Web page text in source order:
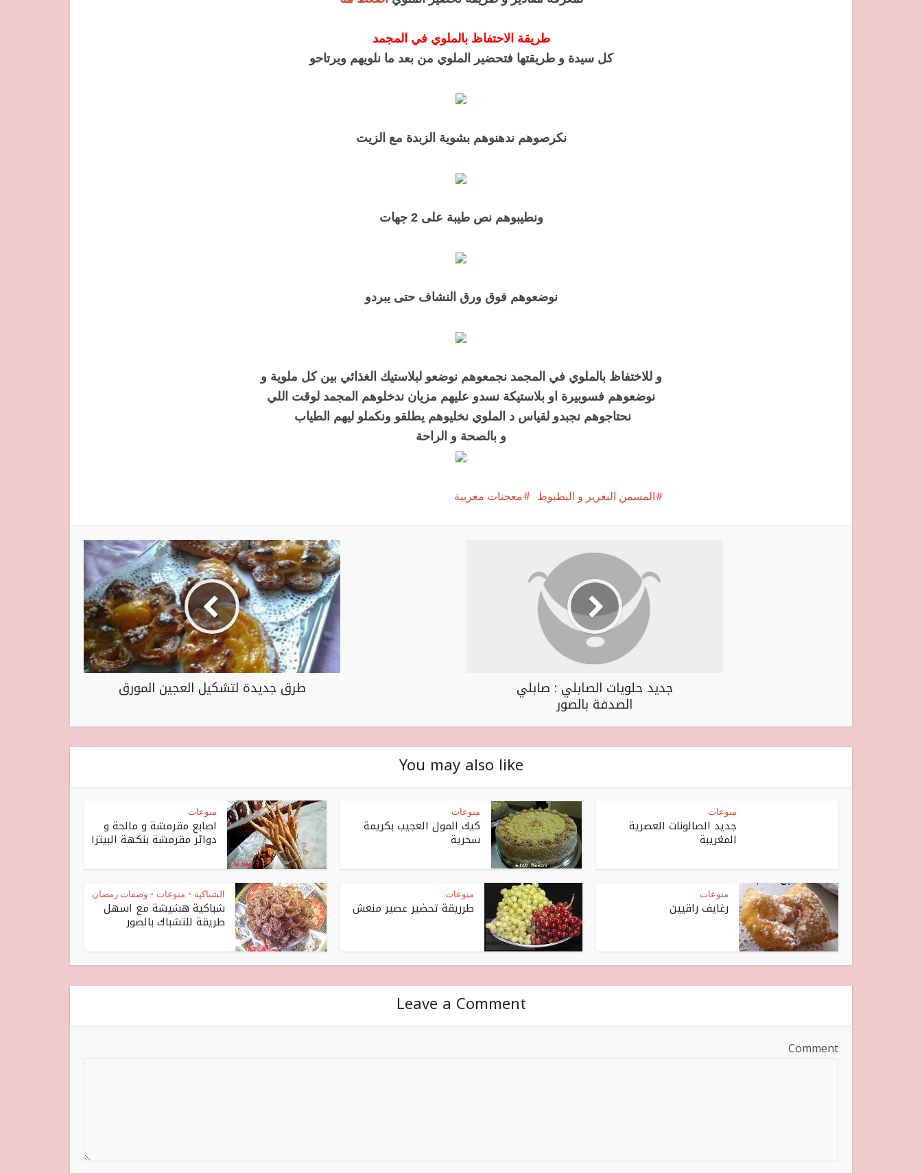
طريقة الاحتفاظ بالملوي في المجمد
كل سيدة و طريقتها فتحضير الملوي من بعد ما نلويهم ويرتاحو
نكرصوهم ندهنوهم بشوية الزبدة مع الزيت
ونطيبوهم نص طيبة على 2 جهات
نوضعوهم فوق ورق النشاف حتى يبردو
و للاختفاظ بالملوي في المجمد نجمعوهم نوضعو لبلاستيك الغذائي بين كل ملوية و
نوضعوهم فسوبيرة او بلاستيكة نسدو عليهم مزيان ندخلوهم المجمد لوقت اللي
نحتاجوهم نجبدو لقياس د الملوي نخليوهم يطلقو ونكملو ليهم الطياب
و بالصحة و الراحة
المسمن البغرير و البطبوط معجنات مغربية
طرق جديدة لتشكيل العجين المورق جديد حلويات الصابلي : صابلي
الصدفة بالصور
You may also like
منوعات
جديد الصالونات العصرية
المغريبة
منوعات
كيك المول العجيب بكريمة
سحرية
منوعات
اصابع مقرمشة و مالحة و
دوائر مقرمشة بنكهة البيتزا
منوعات
رغايف راقيين
منوعات
طرريقة تحضير عصير منعش
الشباكية • منوعات • وصفات رمضان
شباكية هشيشة مع اسهل
طريقة للتشباك بالصور
Leave a Comment
Comment